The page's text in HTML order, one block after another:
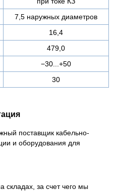
7,5 наружных диаметров
16,4
479,0
−30...+50
30
поставщик кабельно-
и оборудования для
складах, за счет чего мы